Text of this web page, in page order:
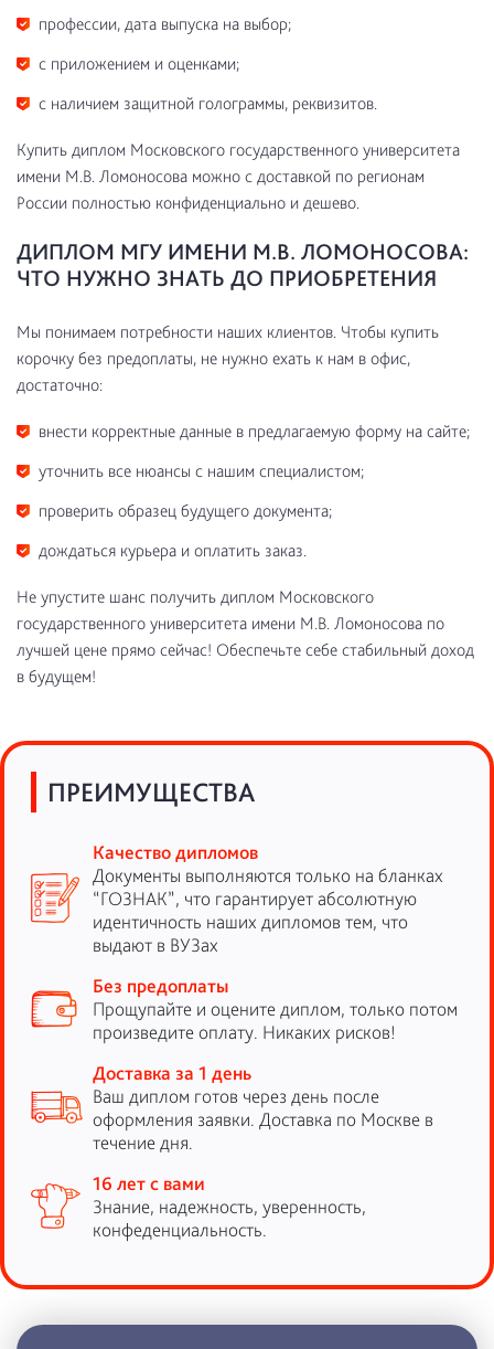
профессии, дата выпуска на выбор;
с приложением и оценками;
с наличием защитной голограммы, реквизитов.
Купить диплом Московского государственного университета
имени М.В. Ломоносова можно с доставкой по регионам
России полностью конфиденциально и дешево.
ДИПЛОМ МГУ ИМЕНИ М.В. ЛОМОНОСОВА:
ЧТО НУЖНО ЗНАТЬ ДО ПРИОБРЕТЕНИЯ
Мы понимаем потребности наших клиентов. Чтобы купить
корочку без предоплаты, не нужно ехать к нам в офис,
достаточно:
внести корректные данные в предлагаемую форму на сайте;
уточнить все нюансы с нашим специалистом;
проверить образец будущего документа;
дождаться курьера и оплатить заказ.
Не упустите шанс получить диплом Московского
государственного университета имени М.В. Ломоносова по
лучшей цене прямо сейчас! Обеспечьте себе стабильный доход
в будущем!
ПРЕИМУЩЕСТВА
Качество дипломов
Документы выполняются только на бланках
“ГОЗНАК”, что гарантирует абсолютную
идентичность наших дипломов тем, что
выдают в ВУЗах
Без предоплаты
Прощупайте и оцените диплом, только потом
произведите оплату. Никаких рисков!
Доставка за 1 день
Ваш диплом готов через день после
оформления заявки. Доставка по Москве в
течение дня.
16 лет с вами
Знание, надежность, уверенность,
конфеденциальность.